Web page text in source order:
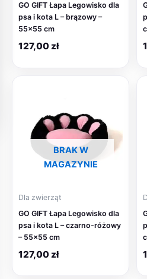
GO GIFT Łapa Legowisko dla
psa i kota L – brązowy –
55×55 cm
127,00 zł
BRAK W
MAGAZYNIE
Dla zwierząt
GO GIFT Łapa Legowisko dla
psa i kota L – czarno-różowy
– 55×55 cm
127,00 zł